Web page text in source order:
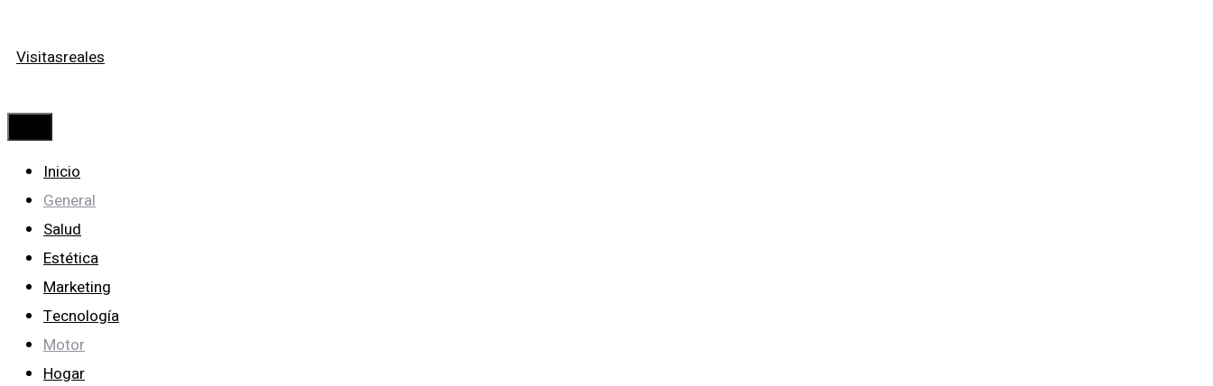
al
Visitasreales
Inicio
General
Salud
Estética
Marketing
Tecnología
Motor
Hogar